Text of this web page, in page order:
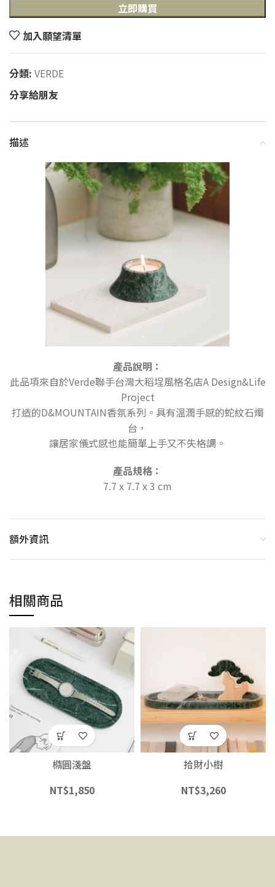
立即購買
加入願望清單
分類: VERDE
分享給朋友
描述
產品說明：
此品項來自於Verde聯手台灣大稻埕風格名店A Design&Life
Project
打造的D&MOUNTAIN香氛系列。具有溫潤手感的蛇紋石燭
台，
讓居家儀式感也能簡單上手又不失格調。
產品規格：
7.7 x 7.7 x 3 cm
額外資訊
相關商品
橢圓淺盤
NT$1,850
拾財小樹
NT$3,260